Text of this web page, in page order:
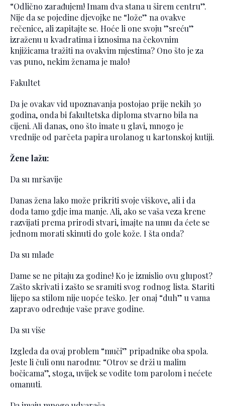
“Odlično zarađujem! Imam dva stana u širem centru”.
Nije da se pojedine djevojke ne “lože” na ovakve
rečenice, ali zapitajte se. Hoće li one svoju ”sreću”
izraženu u kvadratima i iznosima na čekovnim
knjižicama tražiti na ovakvim mjestima? Ono što je za
vas puno, nekim ženama je malo!
Fakultet
Da je ovakav vid upoznavanja postojao prije nekih 30
godina, onda bi fakultetska diploma stvarno bila na
cijeni. Ali danas, ono što imate u glavi, mnogo je
vrednije od parčeta papira urolanog u kartonskoj kutiji.
Žene lažu:
Da su mršavije
Danas žena lako može prikriti svoje viškove, ali i da
doda tamo gdje ima manje. Ali, ako se vaša veza krene
razvijati prema prirodi stvari, imajte na umu da ćete se
jednom morati skinuti do gole kože. I šta onda?
Da su mlađe
Dame se ne pitaju za godine! Ko je izmislio ovu glupost?
Zašto skrivati i zašto se sramiti svog rodnog lista. Stariti
lijepo sa stilom nije uopće teško. Jer onaj “duh” u vama
zapravo određuje vaše prave godine.
Da su više
Izgleda da ovaj problem “muči” pripadnike oba spola.
Jeste li čuli onu narodnu: “Otrov se drži u malim
bočicama”, stoga, uvijek se vodite tom parolom i nećete
omanuti.